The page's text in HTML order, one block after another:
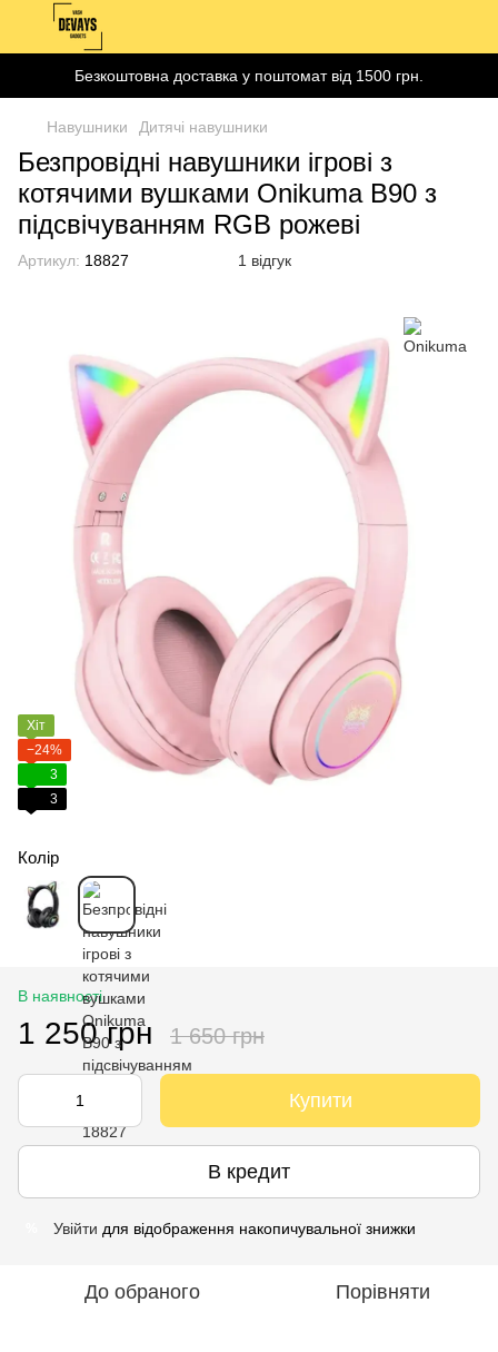
Безкоштовна доставка у поштомат від 1500 грн.
Навушники Дитячі навушники
Безпровідні навушники ігрові з
котячими вушками Onikuma B90 з
підсвічуванням RGB рожеві
Артикул: 18827 1 відгук
Хіт
−24%
3
3
Колір
В наявності
1 250 грн 1 650 грн
Купити
В кредит
Увійти для відображення накопичувальної знижки
До обраного Порівняти